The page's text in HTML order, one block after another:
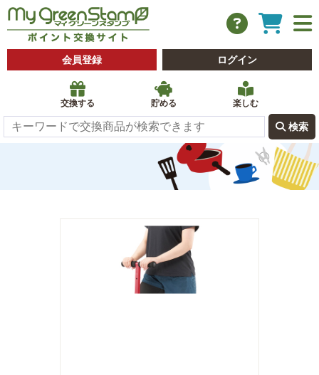
会員登録 ログイン
交換する 貯める 楽しむ
 検索